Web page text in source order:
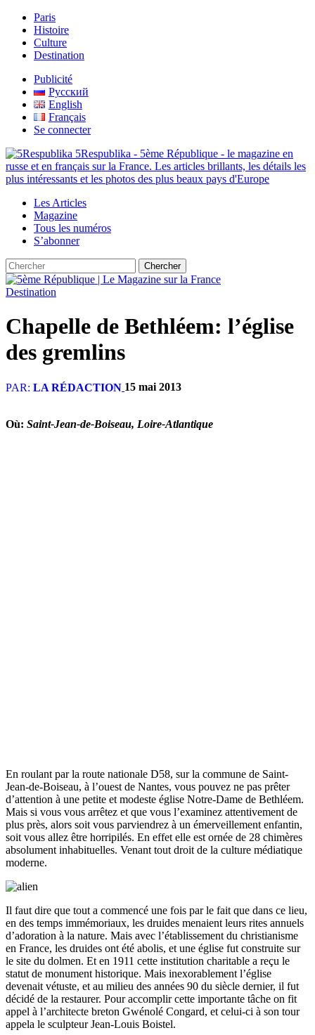
Paris
Histoire
Culture
Destination
Publicité
Русский
English
Français
Se connecter
5Respublika - 5ème République - le magazine en
russe et en français sur la France. Les articles brillants, les détails les
plus intéressants et les photos des plus beaux pays d'Europe
Les Articles
Magazine
Tous les numéros
S’abonner
Destination
Chapelle de Bethléem: l’église
des gremlins
PAR: LA RÉDACTION 15 mai 2013
Où: Saint-Jean-de-Boiseau, Loire-Atlantique
En roulant par la route nationale D58, sur la commune de Saint-
Jean-de-Boiseau, à l’ouest de Nantes, vous pouvez ne pas prêter
d’attention à une petite et modeste église Notre-Dame de Bethléem.
Mais si vous vous arrêtez et que vous l’examinez attentivement de
plus près, alors soit vous parviendrez à un émerveillement enfantin,
soit vous allez être horripilés. En effet elle est ornée de 28 chimères
absolument inhabituelles. Venant tout droit de la culture médiatique
moderne.
Il faut dire que tout a commencé une fois par le fait que dans ce lieu,
en des temps immémoriaux, les druides menaient leurs rites annuels
d’adoration à la nature. Mais avec l’établissement du christianisme
en France, les druides ont été abolis, et une église fut construite sur
le site du dolmen. Et en 1911 cette institution charitable a reçu le
statut de monument historique. Mais inexorablement l’église
devenait vétuste, et au milieu des années 90 du siècle dernier, il fut
décidé de la restaurer. Pour accomplir cette importante tâche on fit
appel à l’architecte breton Gwénolé Congard, et celui-ci à son tour
appela le sculpteur Jean-Louis Boistel.